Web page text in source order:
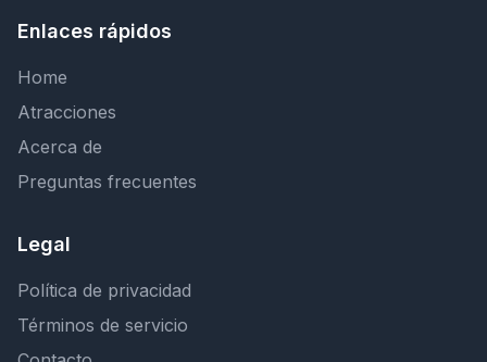
Enlaces rápidos
Home
Atracciones
Acerca de
Preguntas frecuentes
Legal
Política de privacidad
Términos de servicio